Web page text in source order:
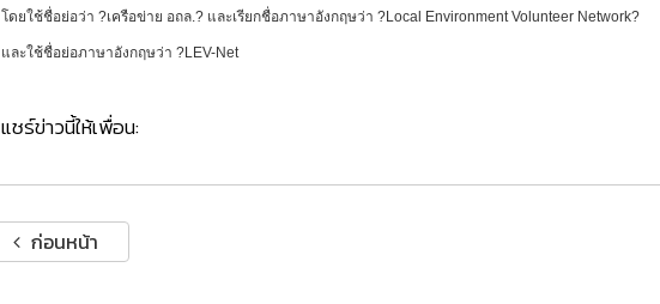
โดยใช้ชื่อย่อว่า ?เครือข่าย อถล.? และเรียกชื่อภาษาอังกฤษว่า ?Local Environment Volunteer Network?
และใช้ชื่อย่อภาษาอังกฤษว่า ?LEV-Net
แชร์ข่าวนี้ให้เพื่อน:
ก่อนหน้า